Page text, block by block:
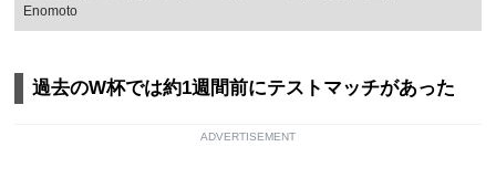
Enomoto
過去のW杯では約1週間前にテストマッチがあった
ADVERTISEMENT